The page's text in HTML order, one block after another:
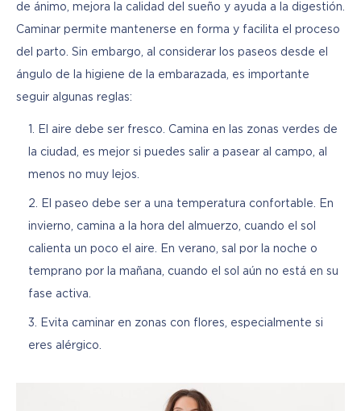
de ánimo, mejora la calidad del sueño y ayuda a la digestión.
Caminar permite mantenerse en forma y facilita el proceso
del parto. Sin embargo, al considerar los paseos desde el
ángulo de la higiene de la embarazada, es importante
seguir algunas reglas:
El aire debe ser fresco. Camina en las zonas verdes de
la ciudad, es mejor si puedes salir a pasear al campo, al
menos no muy lejos.
El paseo debe ser a una temperatura confortable. En
invierno, camina a la hora del almuerzo, cuando el sol
calienta un poco el aire. En verano, sal por la noche o
temprano por la mañana, cuando el sol aún no está en su
fase activa.
Evita caminar en zonas con flores, especialmente si
eres alérgico.